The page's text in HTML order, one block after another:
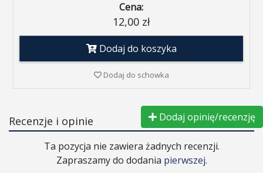
Cena:
12,00 zł
Dodaj do koszyka
Dodaj do schowka
Recenzje i opinie Dodaj opinię/recenzję
Ta pozycja nie zawiera żadnych recenzji.
Zapraszamy do dodania pierwszej.